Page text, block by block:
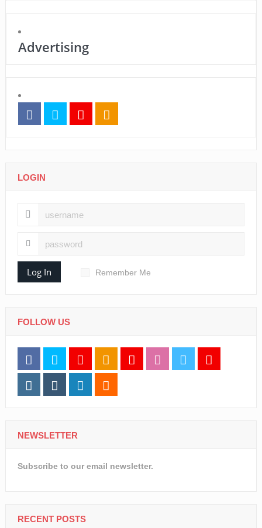
Advertising
LOGIN
Log In Remember Me
FOLLOW US
NEWSLETTER
Subscribe to our email newsletter.
RECENT POSTS